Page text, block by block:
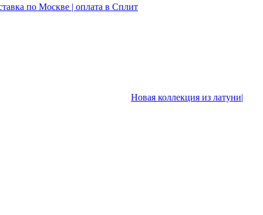
по Москве | оплата в Сплит
Новая коллекция из латуни|